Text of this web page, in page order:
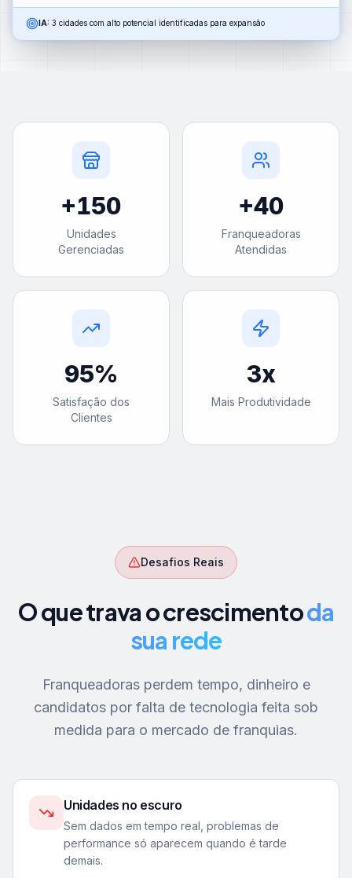
IA: 3 cidades com alto potencial identificadas para expansão
+150
Unidades
Gerenciadas
+40
Franqueadoras
Atendidas
95%
Satisfação dos
Clientes
3x
Mais Produtividade
Desafios Reais
O que trava o crescimentoda
sua rede
Franqueadoras perdem tempo, dinheiro e
candidatos por falta de tecnologia feita sob
medida para o mercado de franquias.
Unidades no escuro
Sem dados em tempo real, problemas de
performance só aparecem quando é tarde
demais.